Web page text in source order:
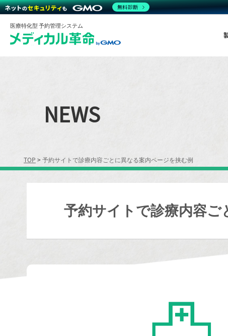
医療特化型 予約管理システム
NEWS
TOP > 予約サイトで診療内容ごとに異なる案内ページを挟む例
予約サイトで診療内容ご
無料診断